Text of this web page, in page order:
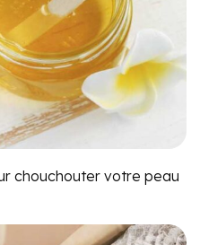
chouchouter votre peau